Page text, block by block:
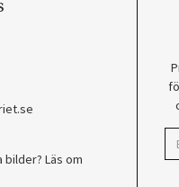
Läs om